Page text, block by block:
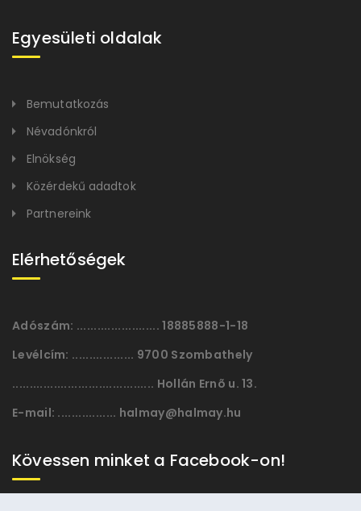
Egyesületi oldalak
Bemutatkozás
Névadónkról
Elnökség
Közérdekű adadtok
Partnereink
Elérhetőségek
Adószám: ........................ 18885888-1-18
Levélcím: .................. 9700 Szombathely
......................................... Hollán Ernõ u. 13.
E-mail: ................. halmay@halmay.hu
Kövessen minket a Facebook-on!